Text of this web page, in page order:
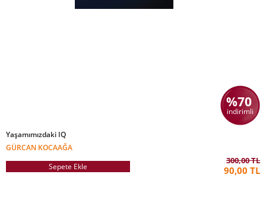
%70
indirimli
Yaşamımızdaki IQ
GÜRCAN KOCAAĞA
Sepete Ekle
300,00 TL
90,00 TL